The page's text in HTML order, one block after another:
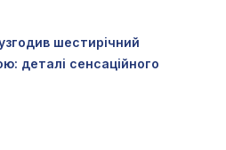
шестирічний
деталі сенсаційного